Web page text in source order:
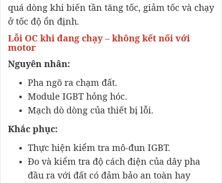
quá dòng khi biến tần tăng tốc, giảm tốc và chạy
ở tốc độ ổn định.
Lỗi OC khi đang chạy – không kết nối với
motor
Nguyên nhân:
Pha ngõ ra chạm đất.
Module IGBT hỏng hóc.
Mạch dò dòng của thiết bị lỗi.
Khắc phục:
Thực hiện kiểm tra mô-đun IGBT.
Đo và kiểm tra độ cách điện của dây pha
đầu ra với đất có đảm bảo an toàn hay